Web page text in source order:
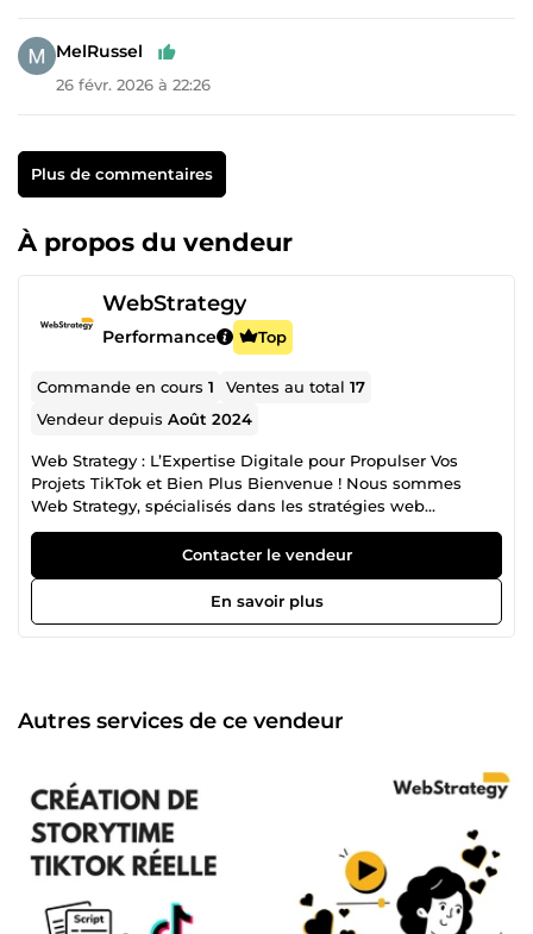
MelRussel
26 févr. 2026 à 22:26
Plus de commentaires
À propos du vendeur
WebStrategy
Performance Top
Commande en cours1 Ventes au total17
Vendeur depuisAoût 2024
Web Strategy : L’Expertise Digitale pour Propulser Vos
Projets TikTok et Bien Plus Bienvenue ! Nous sommes
Web Strategy, spécialisés dans les stratégies web
modernes, avec un objectif clair : aider nos clients à se
démarquer sur TikTok et au-delà. Notre expertise repose
sur des techniques innovantes et des solutions sur mesure
pour garantir des résultats concrets et mesurables.
Spécialistes de l’Accroissement d’Audience sur TikTok
Augmentation du nombre d’abonnés : Nous appliquons
des stratégies éprouvées et personnalisées pour attirer
communauté engagée : En combinant contenu pertinent
et interactions authentiques, nous transformons vos
abonnés en véritables ambassadeurs de votre marque ou
projet. Optimisation de la visibilité : Grâce à des analyses
approfondies des algorithmes TikTok et des tendances
virales, nous vous plaçons au-devant de la scène. Chaque
projet bénéficie d’un accompagnement unique, basé sur
Contacter le vendeur
En savoir plus
Autres services de ce vendeur